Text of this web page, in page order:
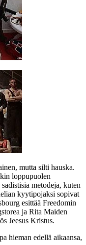
mutta silti hauska.
loppupuolen
metodeja, kuten
kyytipojaksi sopivat
esittää Freedomin
ja Rita Maiden
Jeesus Kristus.
hieman edellä aikaansa,